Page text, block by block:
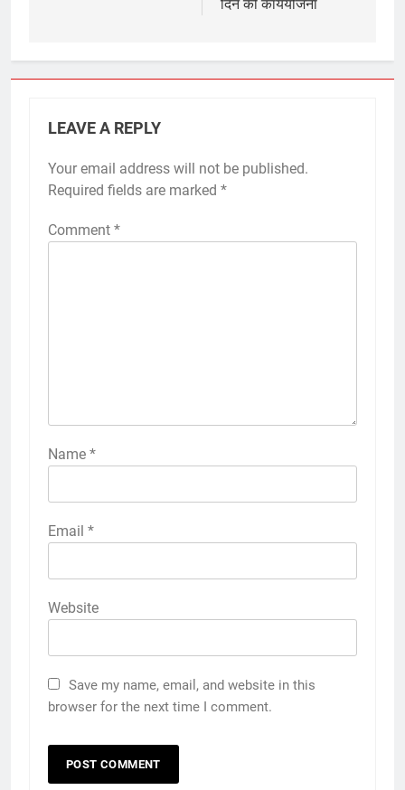
दिन की कार्ययोजना
LEAVE A REPLY
Your email address will not be published.
Required fields are marked *
Comment *
Name *
Email *
Website
Save my name, email, and website in this
browser for the next time I comment.